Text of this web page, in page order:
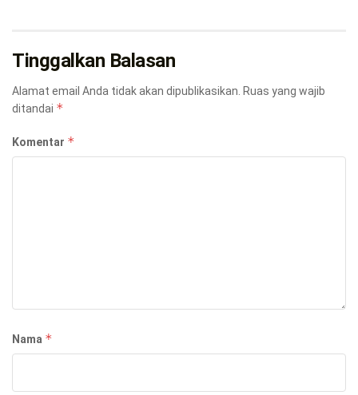
Tinggalkan Balasan
Alamat email Anda tidak akan dipublikasikan. Ruas yang wajib
ditandai *
Komentar *
Nama *